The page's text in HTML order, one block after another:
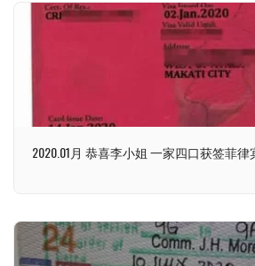
2020.01月 恭喜李小姐 一家四口获签菲律